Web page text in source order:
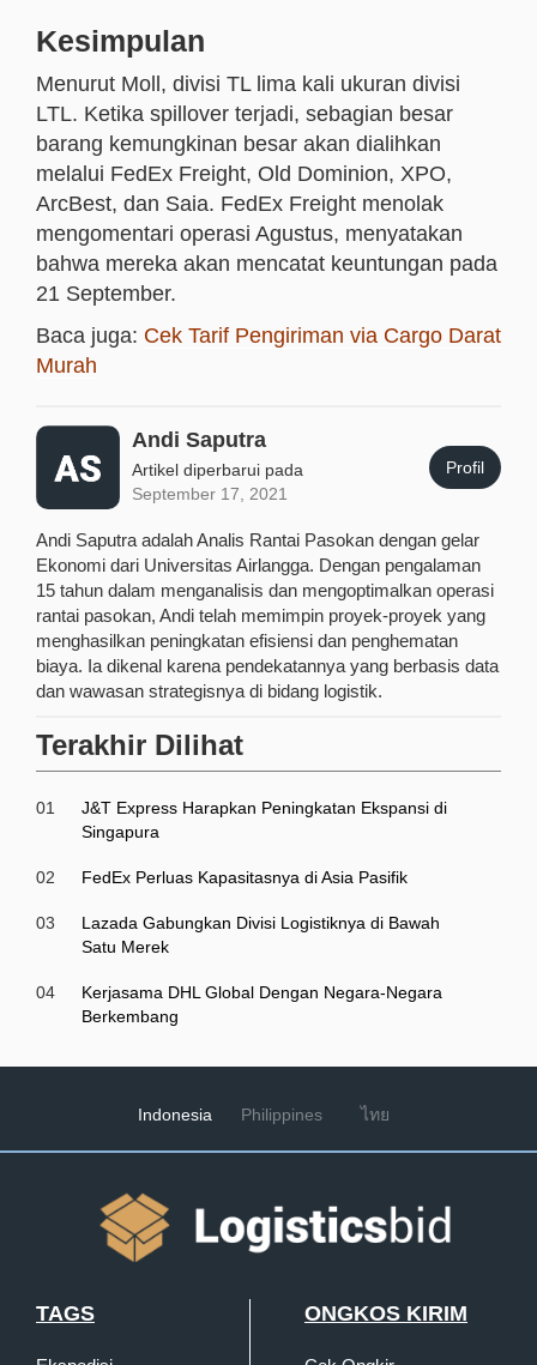
Kesimpulan
Menurut Moll, divisi TL lima kali ukuran divisi
LTL. Ketika spillover terjadi, sebagian besar
barang kemungkinan besar akan dialihkan
melalui FedEx Freight, Old Dominion, XPO,
ArcBest, dan Saia. FedEx Freight menolak
mengomentari operasi Agustus, menyatakan
bahwa mereka akan mencatat keuntungan pada
21 September.
Baca juga: Cek Tarif Pengiriman via Cargo Darat
Murah
Andi Saputra
Artikel diperbarui pada
September 17, 2021
Profil
Andi Saputra adalah Analis Rantai Pasokan dengan gelar
Ekonomi dari Universitas Airlangga. Dengan pengalaman
15 tahun dalam menganalisis dan mengoptimalkan operasi
rantai pasokan, Andi telah memimpin proyek-proyek yang
menghasilkan peningkatan efisiensi dan penghematan
biaya. Ia dikenal karena pendekatannya yang berbasis data
dan wawasan strategisnya di bidang logistik.
Terakhir Dilihat
01
J&T Express Harapkan Peningkatan Ekspansi di
Singapura
02 FedEx Perluas Kapasitasnya di Asia Pasifik
03
Lazada Gabungkan Divisi Logistiknya di Bawah
Satu Merek
04
Kerjasama DHL Global Dengan Negara-Negara
Berkembang
Indonesia Philippines ไทย
TAGS ONGKOS KIRIM